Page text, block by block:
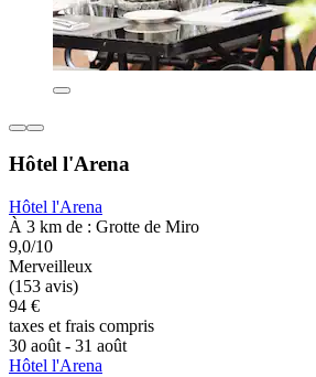
Hôtel l'Arena
Hôtel l'Arena
À 3 km de : Grotte de Miro
9,0/10
Merveilleux
(153 avis)
94 €
taxes et frais compris
30 août - 31 août
Hôtel l'Arena